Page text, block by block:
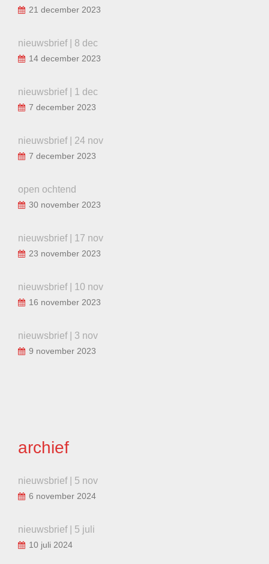
21 december 2023
nieuwsbrief | 8 dec
14 december 2023
nieuwsbrief | 1 dec
7 december 2023
nieuwsbrief | 24 nov
7 december 2023
open ochtend
30 november 2023
nieuwsbrief | 17 nov
23 november 2023
nieuwsbrief | 10 nov
16 november 2023
nieuwsbrief | 3 nov
9 november 2023
archief
nieuwsbrief | 5 nov
6 november 2024
nieuwsbrief | 5 juli
10 juli 2024